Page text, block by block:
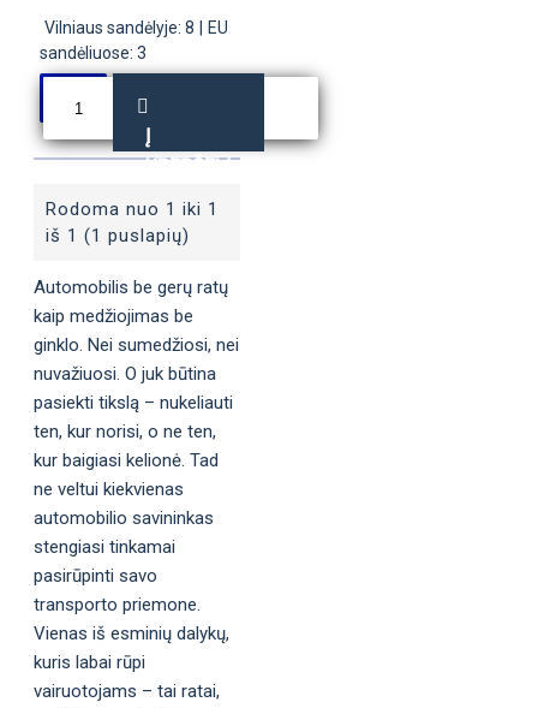
Vilniaus sandėlyje: 8
EU
sandėliuose: 3
Į
KREPŠELĮ
Rodoma nuo 1 iki 1
iš 1 (1 puslapių)
Automobilis be gerų ratų
kaip medžiojimas be
ginklo. Nei sumedžiosi, nei
nuvažiuosi. O juk būtina
pasiekti tikslą – nukeliauti
ten, kur norisi, o ne ten,
kur baigiasi kelionė. Tad
ne veltui kiekvienas
automobilio savininkas
stengiasi tinkamai
pasirūpinti savo
transporto priemone.
Vienas iš esminių dalykų,
kuris labai rūpi
vairuotojams – tai ratai,